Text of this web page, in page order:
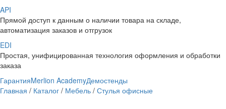
API
Прямой доступ к данным о наличии товара на складе,
автоматизация заказов и отгрузок
EDI
Простая, унифицированная технология оформления и обработки
заказа
ГарантияMerlion AcademyДемостенды
Главная / Каталог / Мебель / Стулья офисные